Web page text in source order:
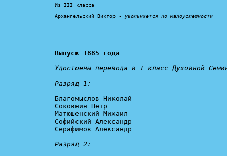
Из III класса
Архангельский Виктор - увольняется по малоуспешности
Выпуск 1885 года
Удостоены перевода в 1 класс Духовной
Разряд 1:
Благомыслов Николай
Соковнин Петр
Матюшенский Михаил
Софийский Александр
Серафимов Александр
Разряд 2: